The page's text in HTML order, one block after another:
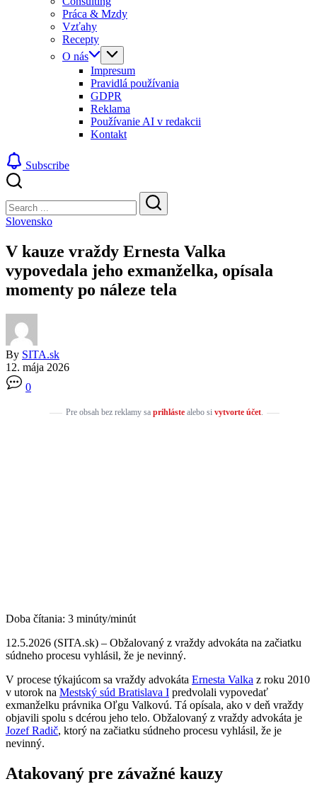
Práca & Mzdy
Vzťahy
Recepty
O nás
Impresum
Pravidlá používania
GDPR
Reklama
Používanie AI v redakcii
Kontakt
Subscribe
Search
Search
Slovensko
V kauze vraždy Ernesta Valka
vypovedala jeho exmanželka, opísala
momenty po náleze tela
By SITA.sk
12. mája 2026
0
Pre obsah bez reklamy sa prihlástealebo si vytvorte účet.
Doba čítania: 3 minúty/minút
12.5.2026 (SITA.sk) – Obžalovaný z vraždy advokáta na začiatku
súdneho procesu vyhlásil, že je nevinný.
V procese týkajúcom sa vraždy advokáta Ernesta Valka z roku 2010
v utorok na Mestský súd Bratislava I predvolali vypovedať
exmanželku právnika Oľgu Valkovú. Tá opísala, ako v deň vraždy
objavili spolu s dcérou jeho telo. Obžalovaný z vraždy advokáta je
Jozef Radič, ktorý na začiatku súdneho procesu vyhlásil, že je
nevinný.
Atakovaný pre závažné kauzy